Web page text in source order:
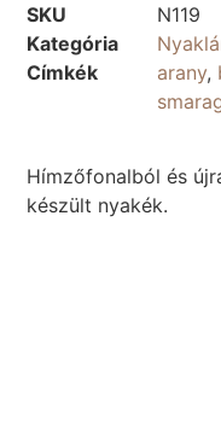
SKU
N119
Kategória
Címkék
arany,
Hímzőfonalból és
készült nyakék.